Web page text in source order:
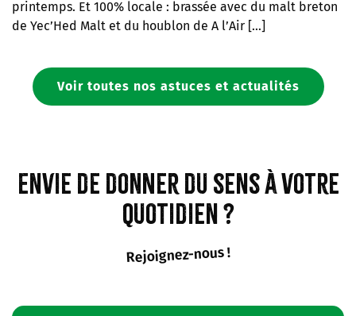
printemps. Et 100% locale : brassée avec du malt breton
de Yec’Hed Malt et du houblon de A l’Air […]
Voir toutes nos astuces et actualités
Envie de donner du sens à votre
quotidien ?
Rejoignez-nous !